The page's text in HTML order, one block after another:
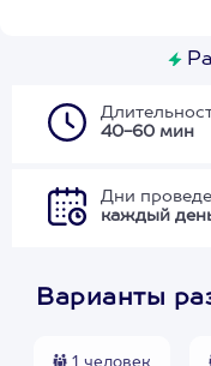
40-60 мин
Дни
каждый
Варианты